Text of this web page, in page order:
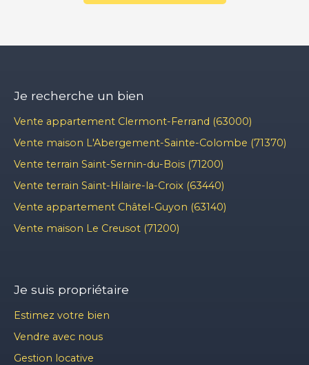
Je recherche un bien
Vente appartement Clermont-Ferrand (63000)
Vente maison L'Abergement-Sainte-Colombe (71370)
Vente terrain Saint-Sernin-du-Bois (71200)
Vente terrain Saint-Hilaire-la-Croix (63440)
Vente appartement Châtel-Guyon (63140)
Vente maison Le Creusot (71200)
Je suis propriétaire
Estimez votre bien
Vendre avec nous
Gestion locative